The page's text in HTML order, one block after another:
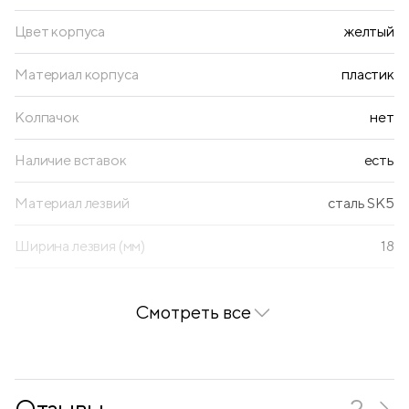
Цвет корпуса желтый
Материал корпуса пластик
Колпачок нет
Наличие вставок есть
Материал лезвий сталь SK5
Ширина лезвия (мм) 18
Наличие металлических направляющих есть
Смотреть все